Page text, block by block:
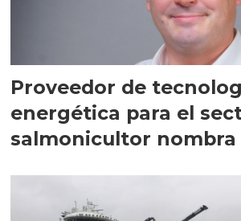
Proveedor de
energética para el
salmonicultor